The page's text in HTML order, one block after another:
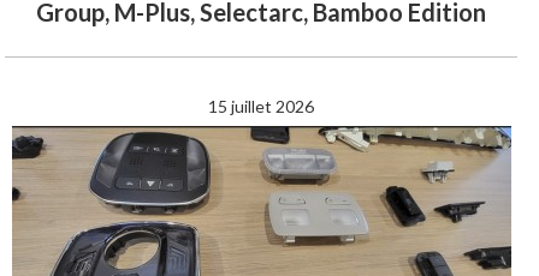
Group, M-Plus, Selectarc, Bamboo Edition
15 juillet 2026